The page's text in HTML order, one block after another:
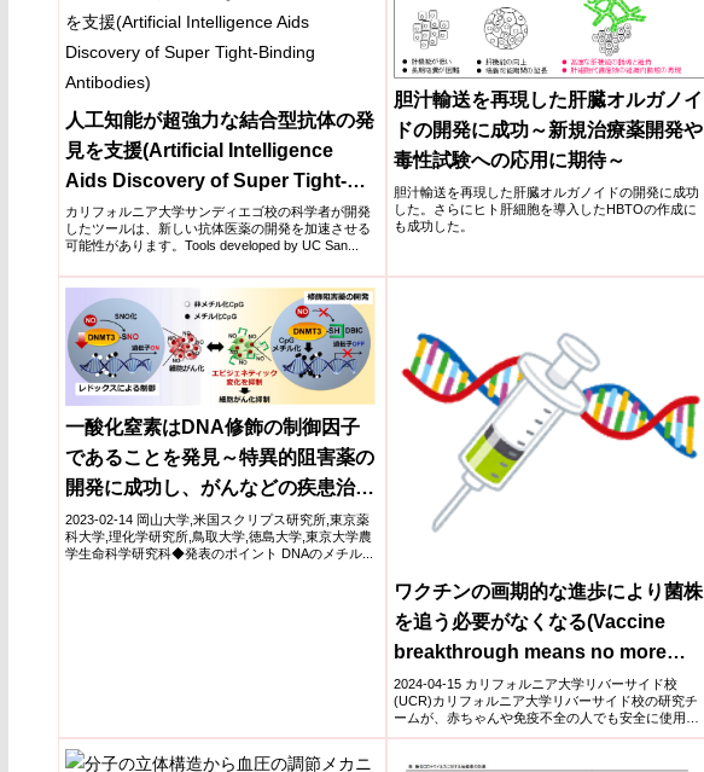
人工知能が超強力な結合型抗体の発
見を支援(Artificial Intelligence
Aids Discovery of Super Tight-
Binding Antibodies)
カリフォルニア大学サンディエゴ校の科学者が開発
したツールは、新しい抗体医薬の開発を加速させる
可能性があります。Tools developed by UC San...
胆汁輸送を再現した肝臓オルガノイ
ドの開発に成功～新規治療薬開発や
毒性試験への応用に期待～
胆汁輸送を再現した肝臓オルガノイドの開発に成功
した。さらにヒト肝細胞を導入したHBTOの作成に
も成功した。
一酸化窒素はDNA修飾の制御因子
であることを発見～特異的阻害薬の
開発に成功し、がんなどの疾患治療
薬としての応用に期待～
2023-02-14 岡山大学,米国スクリプス研究所,東京薬
科大学,理化学研究所,鳥取大学,徳島大学,東京大学農
学生命科学研究科◆発表のポイント DNAのメチル...
ワクチンの画期的な進歩により菌株
を追う必要がなくなる(Vaccine
breakthrough means no more
chasing strains)
2024-04-15 カリフォルニア大学リバーサイド校
(UCR)カリフォルニア大学リバーサイド校の研究チ
ームが、赤ちゃんや免疫不全の人でも安全に使用で
きる新しい...